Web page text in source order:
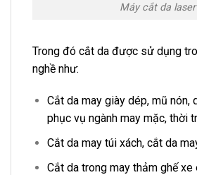
Máy cắt da laser
Trong đó cắt da được sử dụng
nghề như:
Cắt da may giày dép, mũ nón,
phục vụ ngành may mặc, thời
Cắt da may túi xách, cắt da
Cắt da trong may thảm ghế xe